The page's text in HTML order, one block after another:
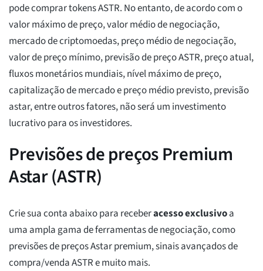
pode comprar tokens ASTR. No entanto, de acordo com o
valor máximo de preço, valor médio de negociação,
mercado de criptomoedas, preço médio de negociação,
valor de preço mínimo, previsão de preço ASTR, preço atual,
fluxos monetários mundiais, nível máximo de preço,
capitalização de mercado e preço médio previsto, previsão
astar, entre outros fatores, não será um investimento
lucrativo para os investidores.
Previsões de preços Premium
Astar (ASTR)
Crie sua conta abaixo para receberacesso exclusivoa
uma ampla gama de ferramentas de negociação, como
previsões de preços Astar premium, sinais avançados de
compra/venda ASTR e muito mais.